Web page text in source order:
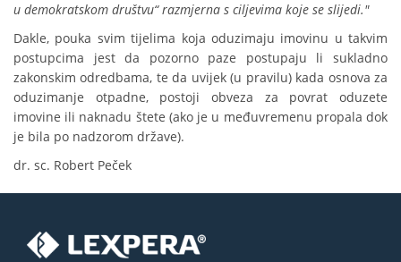
u demokratskom društvu“ razmjerna s ciljevima koje se slijedi."
Dakle, pouka svim tijelima koja oduzimaju imovinu u takvim
postupcima jest da pozorno paze postupaju li sukladno
zakonskim odredbama, te da uvijek (u pravilu) kada osnova za
oduzimanje otpadne, postoji obveza za povrat oduzete
imovine ili naknadu štete (ako je u međuvremenu propala dok
je bila po nadzorom države).
dr. sc. Robert Peček